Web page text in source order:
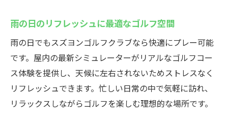
雨の日のリフレッシュに最適なゴルフ空間
雨の日でもスズヨンゴルフクラブなら快適にプレー可能
です。屋内の最新シミュレーターがリアルなゴルフコー
ス体験を提供し、天候に左右されないためストレスなく
リフレッシュできます。忙しい日常の中で気軽に訪れ、
リラックスしながらゴルフを楽しむ理想的な場所です。